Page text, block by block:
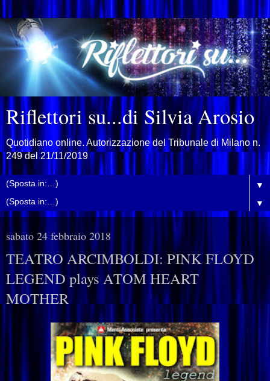
Riflettori su...di Silvia Arosio
Quotidiano online. Autorizzazione del Tribunale di Milano n.
249 del 21/11/2019
▼
▼
sabato 24 febbraio 2018
TEATRO ARCIMBOLDI: PINK FLOYD
LEGEND plays ATOM HEART
MOTHER